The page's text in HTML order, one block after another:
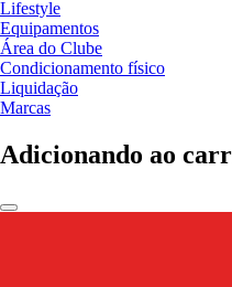
Lifestyle
Equipamentos
Área do Clube
Condicionamento físico
Liquidação
Marcas
Adicionando ao